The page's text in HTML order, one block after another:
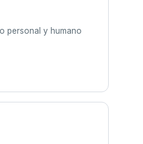
personal y humano